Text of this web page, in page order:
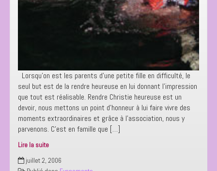
Lorsqu’on est les parents d’une petite fille en difficulté, le
seul but est de la rendre heureuse en lui donnant l’impression
que tout est réalisable. Rendre Christie heureuse est un
devoir, nous mettons un point d’honneur à lui faire vivre des
moments extraordinaires et grâce à l’association, nous y
parvenons. C’est en famille que […]
Lire la suite
MARINELAND
Antibes
juillet 2, 2006